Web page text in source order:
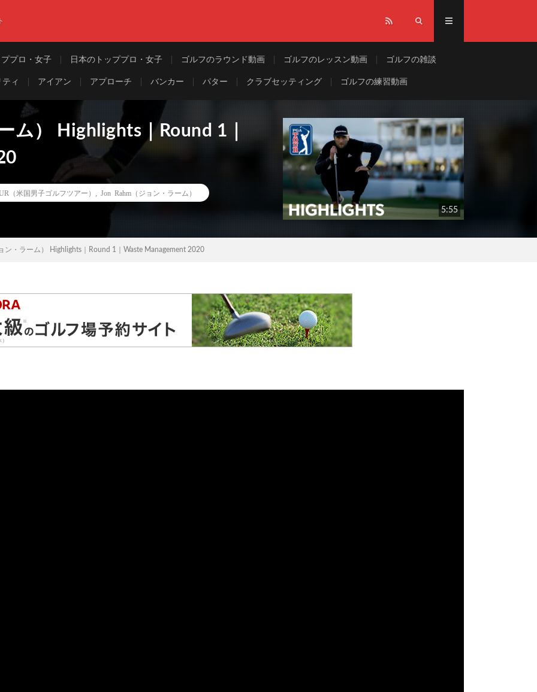
プロ・女子 日本のトッププロ・女子 ゴルフのラウンド動画 ゴルフのレッスン動画 ゴルフの雑談
ィ アイアン アプローチ バンカー パター クラブセッティング ゴルフの練習動画
ム） Highlights｜Round 1｜
（米国男子ゴルフツアー） Jon Rahm（ジョン・ラーム）
5:55
ン・ラーム） Highlights｜Round 1｜Waste Management 2020